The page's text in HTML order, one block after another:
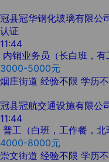
冠县冠华钢化玻璃有限公
认证
11:44
内销业务员（长白班，有
3000-5000元
烟庄街道 经验不限 学历
冠县冠航交通设施有限公
11:44
普工（白班，工作餐，北
4000-8000元
崇文街道 经验不限 学历